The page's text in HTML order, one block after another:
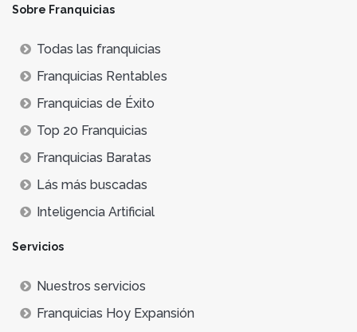
Sobre Franquicias
Todas las franquicias
Franquicias Rentables
Franquicias de Éxito
Top 20 Franquicias
Franquicias Baratas
Lás más buscadas
Inteligencia Artificial
Servicios
Nuestros servicios
Franquicias Hoy Expansión